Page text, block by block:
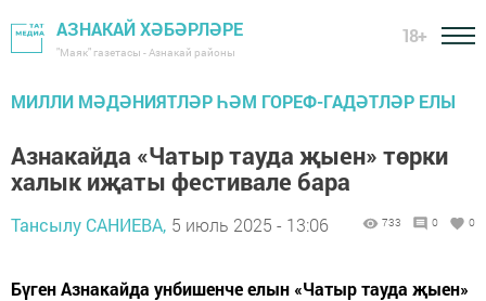
АЗНАКАЙ ХӘБӘРЛӘРЕ
"Маяк" газетасы - Азнакай районы
18+
МИЛЛИ МӘДӘНИЯТЛӘР ҺӘМ ГОРЕФ-ГАДӘТЛӘР ЕЛЫ
Азнакайда «Чатыр тауда җыен» төрки
халык иҗаты фестивале бара
Тансылу САНИЕВА, 5 июль 2025 - 13:06 733 0 0
Бүген Азнакайда унбишенче елын «Чатыр тауда җыен»